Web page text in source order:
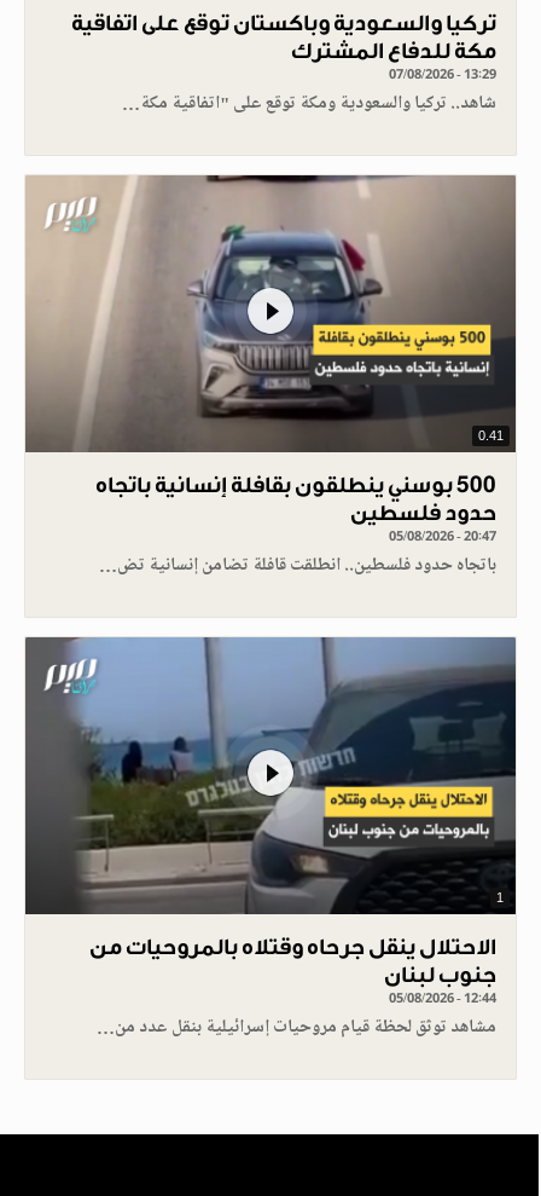
تركيا والسعودية وباكستان توقع على اتفاقية
مكة للدفاع المشترك
07/08/2026 - 13:29
شاهد.. تركيا والسعودية ومكة توقع على "اتفاقية مكة…
0.41
500 بوسني ينطلقون بقافلة إنسانية باتجاه
حدود فلسطين
05/08/2026 - 20:47
باتجاه حدود فلسطين.. انطلقت قافلة تضامن إنسانية تض…
1
الاحتلال ينقل جرحاه وقتلاه بالمروحيات من
جنوب لبنان
05/08/2026 - 12:44
مشاهد توثق لحظة قيام مروحيات إسرائيلية بنقل عدد من…